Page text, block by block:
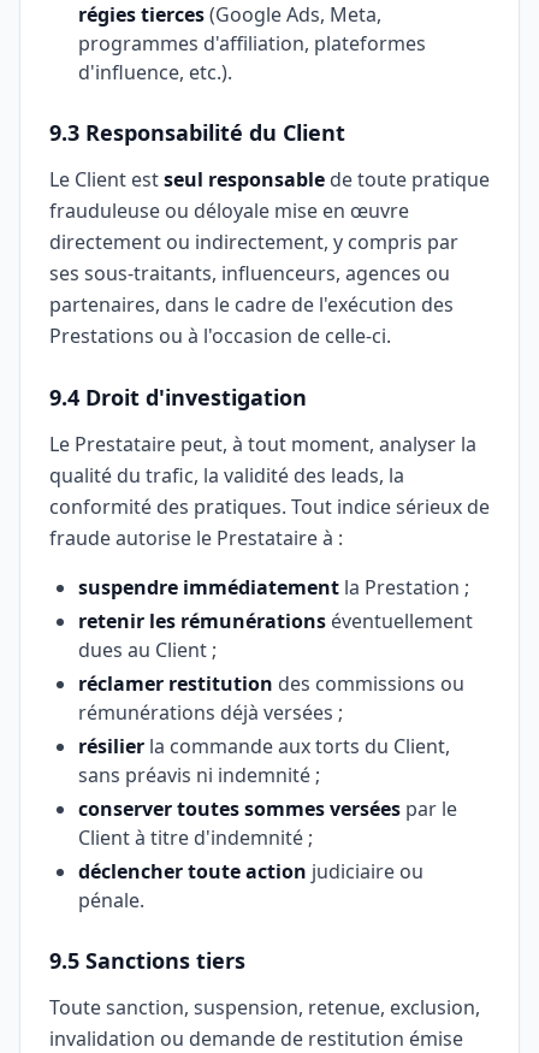
régies tierces(Google Ads, Meta,
programmes d'affiliation, plateformes
d'influence, etc.).
9.3 Responsabilité du Client
Le Client estseul responsable de toute pratique
frauduleuse ou déloyale mise en œuvre
directement ou indirectement, y compris par
ses sous-traitants, influenceurs, agences ou
partenaires, dans le cadre de l'exécution des
Prestations ou à l'occasion de celle-ci.
9.4 Droit d'investigation
Le Prestataire peut, à tout moment, analyser la
qualité du trafic, la validité des leads, la
conformité des pratiques. Tout indice sérieux de
fraude autorise le Prestataire à :
suspendre immédiatement la Prestation ;
retenir les rémunérations éventuellement
dues au Client ;
réclamer restitution des commissions ou
rémunérations déjà versées ;
résilier la commande aux torts du Client,
sans préavis ni indemnité ;
conserver toutes sommes versées par le
Client à titre d'indemnité ;
déclencher toute action judiciaire ou
pénale.
9.5 Sanctions tiers
Toute sanction, suspension, retenue, exclusion,
invalidation ou demande de restitution émise